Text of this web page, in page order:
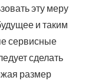
эту меру
и таким
сервисные
сделать
размер